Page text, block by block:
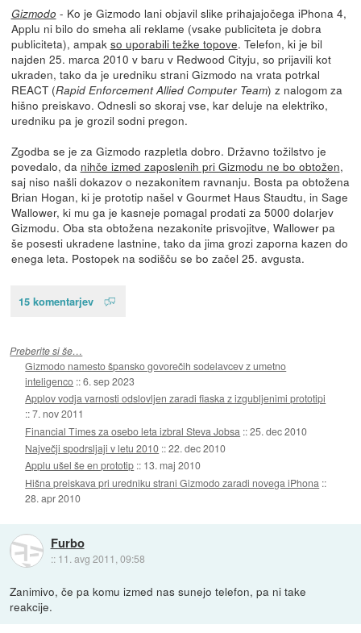
Gizmodo - Ko je Gizmodo lani objavil slike prihajajočega iPhona 4,
Applu ni bilo do smeha ali reklame (vsake publiciteta je dobra
publiciteta), ampak so uporabili težke topove. Telefon, ki je bil
najden 25. marca 2010 v baru v Redwood Cityju, so prijavili kot
ukraden, tako da je uredniku strani Gizmodo na vrata potrkal
REACT (Rapid Enforcement Allied Computer Team) z nalogom za
hišno preiskavo. Odnesli so skoraj vse, kar deluje na elektriko,
uredniku pa je grozil sodni pregon.
Zgodba se je za Gizmodo razpletla dobro. Državno tožilstvo je
povedalo, da nihče izmed zaposlenih pri Gizmodu ne bo obtožen,
saj niso našli dokazov o nezakonitem ravnanju. Bosta pa obtožena
Brian Hogan, ki je prototip našel v Gourmet Haus Staudtu, in Sage
Wallower, ki mu ga je kasneje pomagal prodati za 5000 dolarjev
Gizmodu. Oba sta obtožena nezakonite prisvojitve, Wallower pa
še posesti ukradene lastnine, tako da jima grozi zaporna kazen do
enega leta. Postopek na sodišču se bo začel 25. avgusta.
15 komentarjev
Preberite si še…
Gizmodo namesto špansko govorečih sodelavcev z umetno
inteligenco ::6. sep 2023
Applov vodja varnosti odslovljen zaradi fiaska z izgubljenimi prototipi
::7. nov 2011
Financial Times za osebo leta izbral Steva Jobsa ::25. dec 2010
Največji spodrsljaji v letu 2010 ::22. dec 2010
Applu ušel še en prototip :: 13. maj 2010
Hišna preiskava pri uredniku strani Gizmodo zaradi novega iPhona ::
28. apr 2010
Furbo
:: 11. avg 2011, 09:58
Zanimivo, če pa komu izmed nas sunejo telefon, pa ni take
reakcije.